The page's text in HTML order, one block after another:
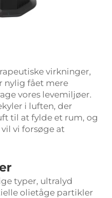
virkninger,
nylig fået mere
vores levemiljøer.
i luften, der
til at fylde et rum, og
vi forsøge at
typer, ultralyd
olietåge partikler